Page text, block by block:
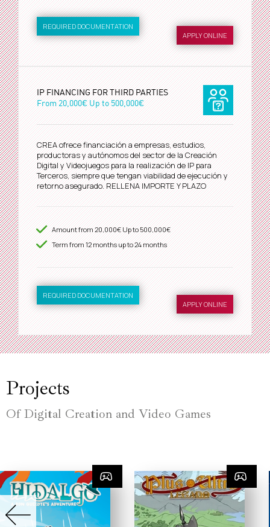
REQUIRED DOCUMENTATION
APPLY ONLINE
IP FINANCING FOR THIRD PARTIES
From20,000€Up to500,000€
CREA ofrece financiación a empresas, estudios,
productoras y autónomos del sector de la Creación
Digital y Videojuegos para la realización de IP para
Terceros, siempre que tengan viabilidad de ejecución y
retorno asegurado. RELLENA IMPORTE Y PLAZO
Amount from20,000€Up to500,000€
Term from12months up to 24 months
REQUIRED DOCUMENTATION
APPLY ONLINE
Projects
Of Digital Creation and Video Games